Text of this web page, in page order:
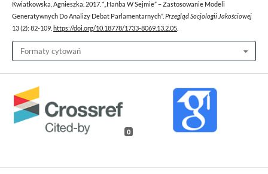
Kwiatkowska, Agnieszka. 2017. “„Hańba W Sejmie” – Zastosowanie Modeli
Generatywnych Do Analizy Debat Parlamentarnych”. Przegląd Socjologii Jakościowej
13 (2): 82-109. https://doi.org/10.18778/1733-8069.13.2.05
Formaty cytowań
0